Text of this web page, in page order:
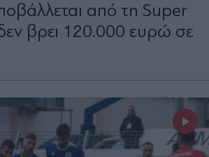
από τη Super
βρει 120.000 ευρώ σε